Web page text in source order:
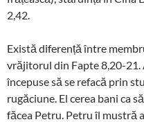
2,42.
Există diferență între
vrăjitorul din Fapte 8,20-21.
începuse să se refacă prin
rugăciune. El cerea bani ca
făcea Petru. Petru îl mustră